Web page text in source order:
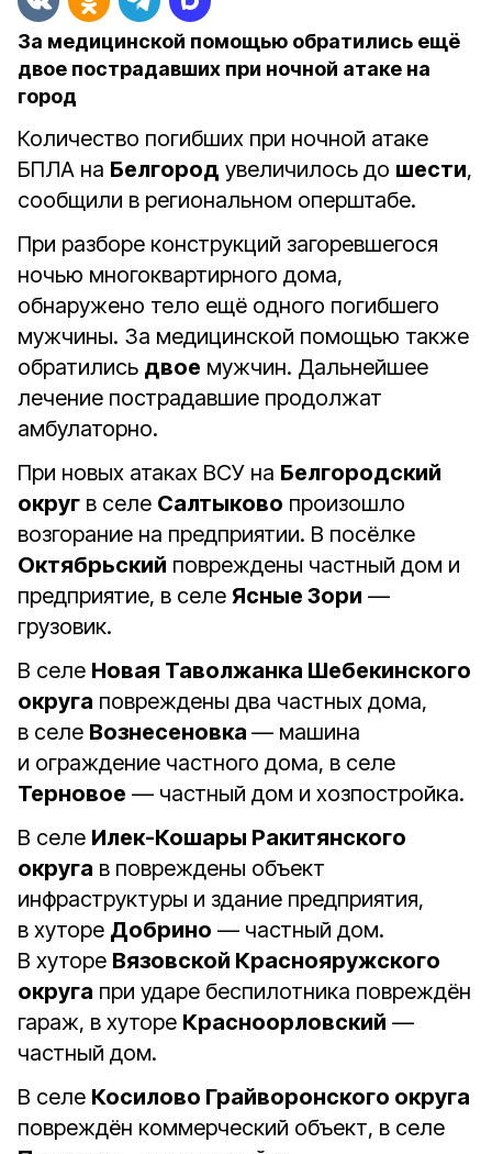
За медицинской помощью обратились ещё
двое пострадавших при ночной атаке на
город
Количество погибших при ночной атаке
БПЛА на Белгород увеличилось до шести,
сообщили в региональном оперштабе.
При разборе конструкций загоревшегося
ночью многоквартирного дома,
обнаружено тело ещё одного погибшего
мужчины. За медицинской помощью также
обратились двое мужчин. Дальнейшее
лечение пострадавшие продолжат
амбулаторно.
При новых атаках ВСУ на Белгородский
округ в селе Салтыково произошло
возгорание на предприятии. В посёлке
Октябрьский повреждены частный дом и
предприятие, в селе Ясные Зори —
грузовик.
В селе Новая Таволжанка Шебекинского
округа повреждены два частных дома,
в селе Вознесеновка — машина
и ограждение частного дома, в селе
Терновое — частный дом и хозпостройка.
В селе Илек-Кошары Ракитянского
округа в повреждены объект
инфраструктуры и здание предприятия,
в хуторе Добрино — частный дом.
В хуторе Вязовской Краснояружского
округа при ударе беспилотника повреждён
гараж, в хуторе Красноорловский —
частный дом.
В селе Косилово Грайворонского округа
повреждён коммерческий объект, в селе